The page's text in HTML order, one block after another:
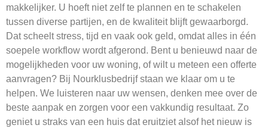
makkelijker. U hoeft niet zelf te plannen en te schakelen
tussen diverse partijen, en de kwaliteit blijft gewaarborgd.
Dat scheelt stress, tijd en vaak ook geld, omdat alles in één
soepele workflow wordt afgerond. Bent u benieuwd naar de
mogelijkheden voor uw woning, of wilt u meteen een offerte
aanvragen? Bij Nourklusbedrijf staan we klaar om u te
helpen. We luisteren naar uw wensen, denken mee over de
beste aanpak en zorgen voor een vakkundig resultaat. Zo
geniet u straks van een huis dat eruitziet alsof het nieuw is